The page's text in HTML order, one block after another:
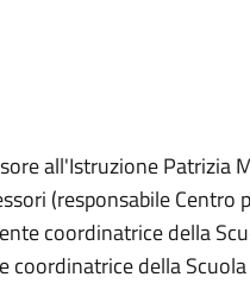
all'Istruzione Patrizia
(responsabile Centro
coordinatrice della
coordinatrice della